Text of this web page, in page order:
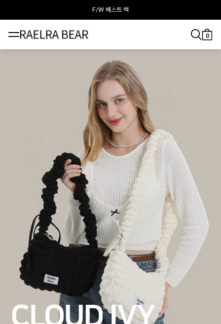
F/W 베스트 백
라엘라베어가 추천하는 이달의 백
0